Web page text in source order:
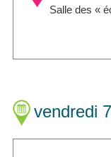
Salle des «
vendredi